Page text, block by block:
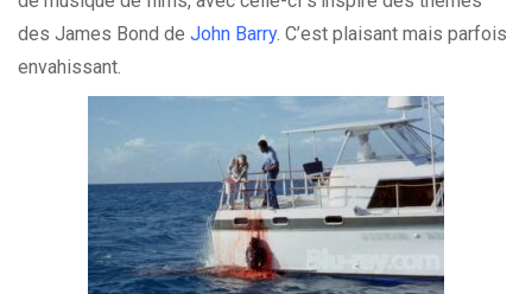
des James Bond de John Barry. C’est plaisant mais parfois
envahissant.